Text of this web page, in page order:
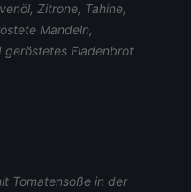
Zitrone, Tahine,
Mandeln,
geröstetes Fladenbrot
Tomatensoße in der